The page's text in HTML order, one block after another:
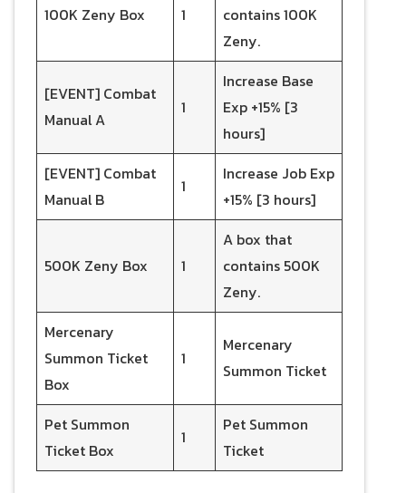
100K Zeny Box 1
contains 100K
Zeny.
[EVENT] Combat
Manual A
1
Increase Base
Exp +15% [3
hours]
[EVENT] Combat
Manual B
1
Increase Job Exp
+15% [3 hours]
500K Zeny Box 1
A box that
contains 500K
Zeny.
Mercenary
Summon Ticket
Box
1
Mercenary
Summon Ticket
Pet Summon
Ticket Box
1
Pet Summon
Ticket